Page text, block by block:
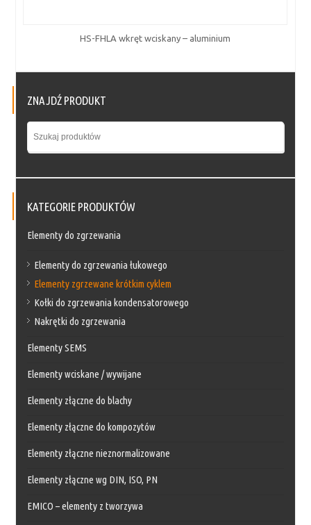
HS-FHLA wkręt wciskany – aluminium
ZNAJDŹ PRODUKT
KATEGORIE PRODUKTÓW
Elementy do zgrzewania
Elementy do zgrzewania łukowego
Elementy zgrzewane krótkim cyklem
Kołki do zgrzewania kondensatorowego
Nakrętki do zgrzewania
Elementy SEMS
Elementy wciskane / wywijane
Elementy złączne do blachy
Elementy złączne do kompozytów
Elementy złączne nieznormalizowane
Elementy złączne wg DIN, ISO, PN
EMICO – elementy z tworzywa